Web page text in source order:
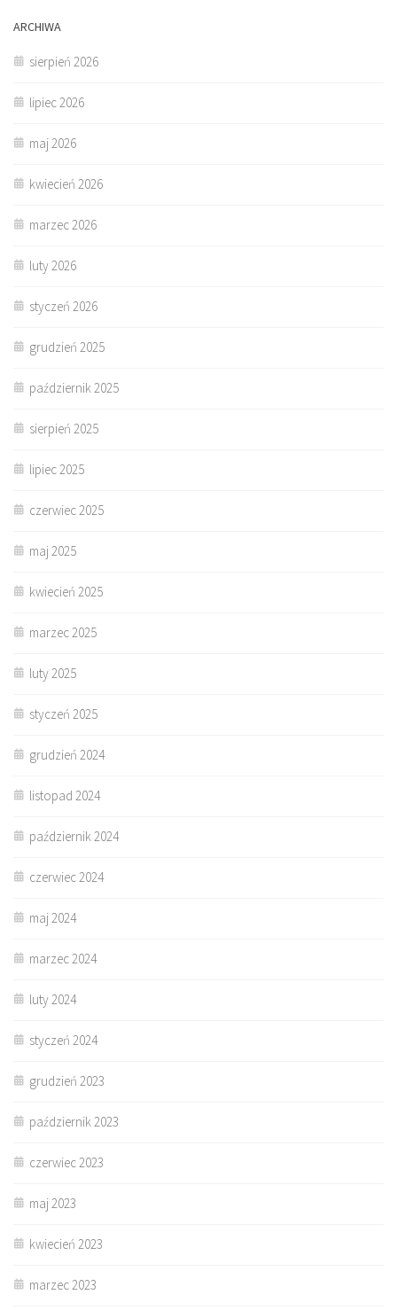
ARCHIWA
sierpień 2026
lipiec 2026
maj 2026
kwiecień 2026
marzec 2026
luty 2026
styczeń 2026
grudzień 2025
październik 2025
sierpień 2025
lipiec 2025
czerwiec 2025
maj 2025
kwiecień 2025
marzec 2025
luty 2025
styczeń 2025
grudzień 2024
listopad 2024
październik 2024
czerwiec 2024
maj 2024
marzec 2024
luty 2024
styczeń 2024
grudzień 2023
październik 2023
czerwiec 2023
maj 2023
kwiecień 2023
marzec 2023